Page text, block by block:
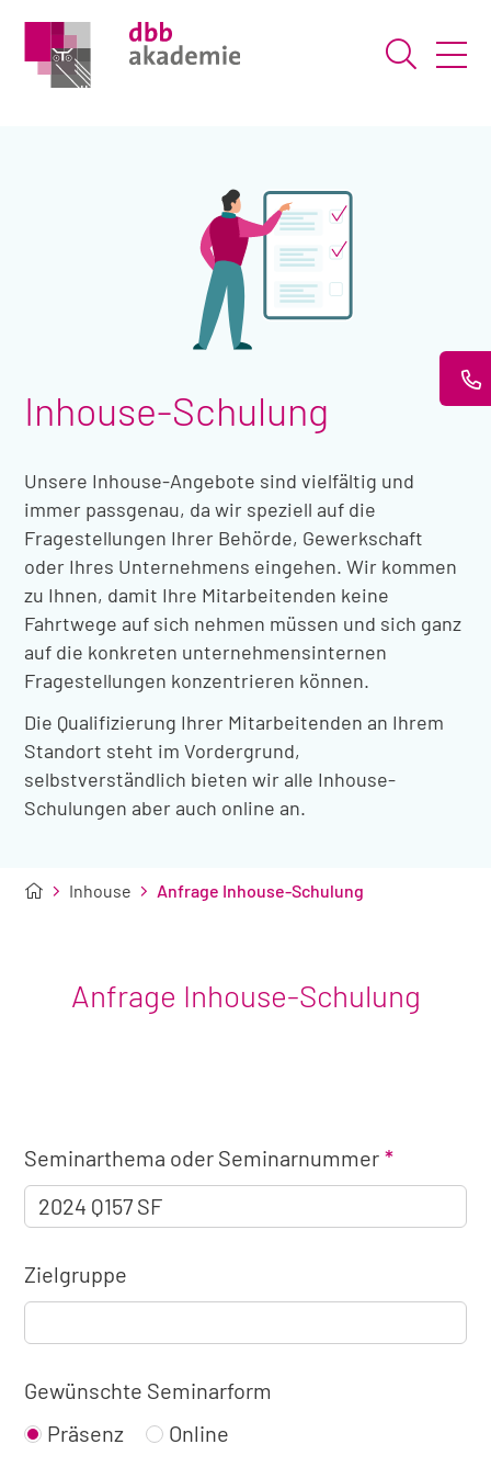
Suche
Inhouse-Schulung
Unsere Inhouse-Angebote sind vielfältig und
immer passgenau, da wir speziell auf die
Fragestellungen Ihrer Behörde, Gewerkschaft
oder Ihres Unternehmens eingehen. Wir kommen
zu Ihnen, damit Ihre Mitarbeitenden keine
Fahrtwege auf sich nehmen müssen und sich ganz
auf die konkreten unternehmensinternen
Fragestellungen konzentrieren können.
Die Qualifizierung Ihrer Mitarbeitenden an Ihrem
Standort steht im Vordergrund,
selbstverständlich bieten wir alle Inhouse-
Schulungen aber auch online an.
Inhouse Anfrage Inhouse-Schulung
Anfrage Inhouse-Schulung
Angaben
zum
Seminar
Seminarthema oder Seminarnummer
Zielgruppe
Gewünschte Seminarform
Präsenz
Online